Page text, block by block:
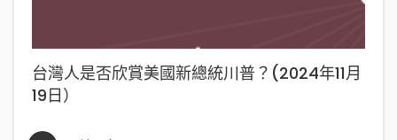
台灣人是否欣賞美國新總統川普？(2024年11月
19日）